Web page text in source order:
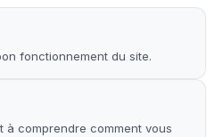
fonctionnement du site.
à comprendre comment vous